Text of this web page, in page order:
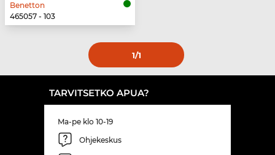
Benetton
465057 - 103
1/1
TARVITSETKO APUA?
Ma-pe klo 10-19
Ohjekeskus